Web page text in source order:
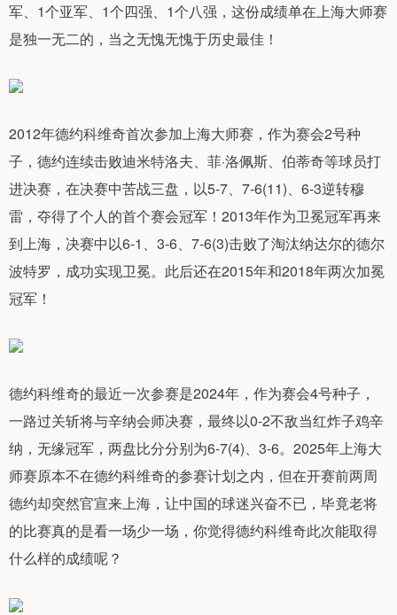
军、1个亚军、1个四强、1个八强，这份成绩单在上海大师赛
是独一无二的，当之无愧无愧于历史最佳！
2012年德约科维奇首次参加上海大师赛，作为赛会2号种
子，德约连续击败迪米特洛夫、菲·洛佩斯、伯蒂奇等球员打
进决赛，在决赛中苦战三盘，以5-7、7-6(11)、6-3逆转穆
雷，夺得了个人的首个赛会冠军！2013年作为卫冕冠军再来
到上海，决赛中以6-1、3-6、7-6(3)击败了淘汰纳达尔的德尔
波特罗，成功实现卫冕。此后还在2015年和2018年两次加冕
冠军！
德约科维奇的最近一次参赛是2024年，作为赛会4号种子，
一路过关斩将与辛纳会师决赛，最终以0-2不敌当红炸子鸡辛
纳，无缘冠军，两盘比分分别为6-7(4)、3-6。2025年上海大
师赛原本不在德约科维奇的参赛计划之内，但在开赛前两周
德约却突然官宣来上海，让中国的球迷兴奋不已，毕竟老将
的比赛真的是看一场少一场，你觉得德约科维奇此次能取得
什么样的成绩呢？